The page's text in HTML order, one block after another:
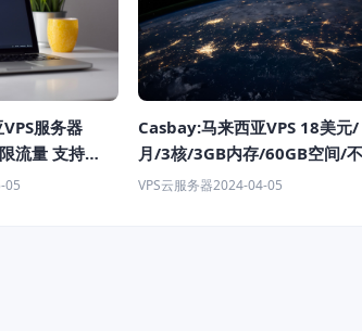
服务器
流量 支持
$9.59起
05
Casbay:马来西亚VPS 18美元/
月/3核/3GB内存/60GB空间/
流量/100Mbps端口/KVM架构
VPS云服务器2024-04-05